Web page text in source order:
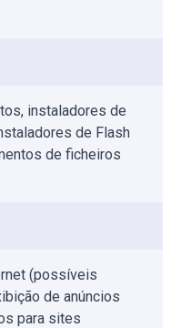
instaladores de
de Flash
de ficheiros
(possíveis
de anúncios
para sites